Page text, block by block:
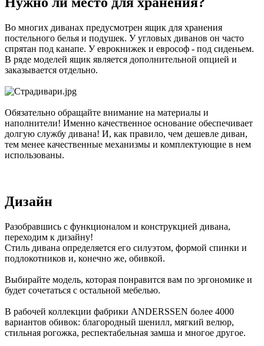
Во многих диванах предусмотрен ящик для хранения
постельного белья и подушек. У угловых диванов он часто
спрятан под канапе. У еврокнижек и еврософ - под сиденьем.
В ряде моделей ящик является дополнительной опцией и
заказывается отдельно.
Обязательно обращайте внимание на материалы и
наполнители! Именно качественное основание обеспечивает
долгую службу дивана! И, как правило, чем дешевле диван,
тем менее качественные механизмы и комплектующие в нем
использованы.
Дизайн
Разобравшись с функционалом и конструкцией дивана,
переходим к дизайну!
Стиль дивана определяется его силуэтом, формой спинки и
подлокотников и, конечно же, обивкой.
Выбирайте модель, которая понравится вам по эргономике и
будет сочетаться с остальной мебелью.
В рабочей коллекции фабрики ANDERSSEN более 4000
вариантов обивок: благородный шенилл, мягкий велюр,
стильная рогожка, респектабельная замша и многое другое.